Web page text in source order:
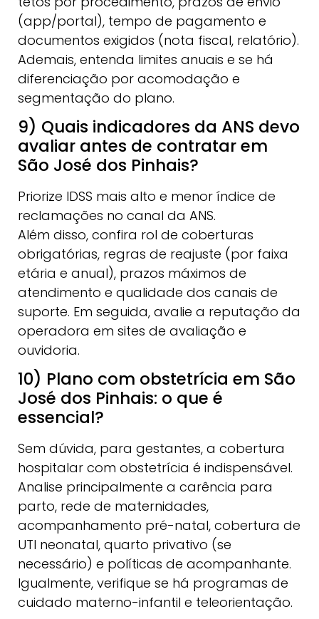
(app/portal), tempo de pagamento e
documentos exigidos (nota fiscal, relatório).
Ademais, entenda limites anuais e se há
diferenciação por acomodação e
segmentação do plano.
9) Quais indicadores da ANS devo
avaliar antes de contratar em
São José dos Pinhais?
Priorize IDSS mais alto e menor índice de
reclamações no canal da ANS.
Além disso, confira rol de coberturas
obrigatórias, regras de reajuste (por faixa
etária e anual), prazos máximos de
atendimento e qualidade dos canais de
suporte. Em seguida, avalie a reputação da
operadora em sites de avaliação e
ouvidoria.
10) Plano com obstetrícia em São
José dos Pinhais: o que é
essencial?
Sem dúvida, para gestantes, a cobertura
hospitalar com obstetrícia é indispensável.
Analise principalmente a carência para
parto, rede de maternidades,
acompanhamento pré-natal, cobertura de
UTI neonatal, quarto privativo (se
necessário) e políticas de acompanhante.
Igualmente, verifique se há programas de
cuidado materno-infantil e teleorientação.